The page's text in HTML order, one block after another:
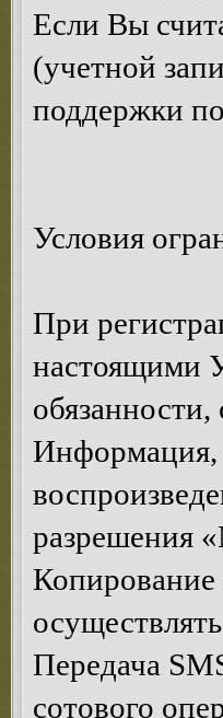
Если Вы
(учетной
поддержки
Условия
При
настоящими
обязанности,
Информация,
разрешения
Передача
сотового